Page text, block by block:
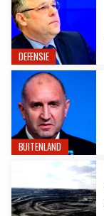
DEFENSIE
BUITENLAND